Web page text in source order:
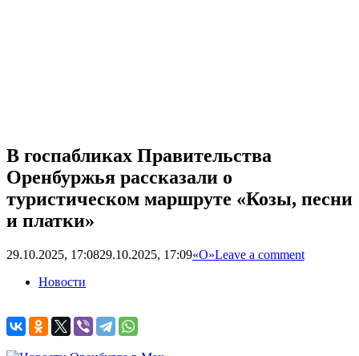
В госпабликах Правительства
Оренбуржья рассказали о
туристическом маршруте «Козы, песни
и платки»
29.10.2025, 17:0829.10.2025, 17:09«О»Leave a comment
Новости